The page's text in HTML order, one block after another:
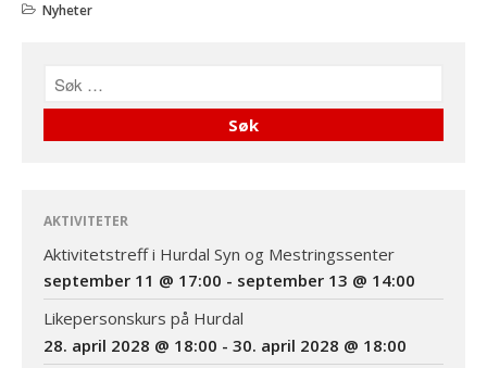
Nyheter
AKTIVITETER
Aktivitetstreff i Hurdal Syn og Mestringssenter
september 11 @ 17:00 - september 13 @ 14:00
Likepersonskurs på Hurdal
28. april 2028 @ 18:00 - 30. april 2028 @ 18:00